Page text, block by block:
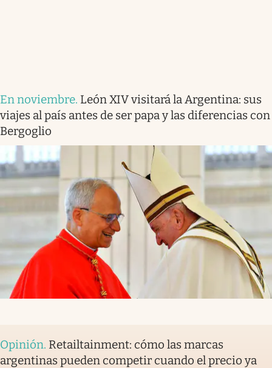
En noviembre. León XIV visitará la Argentina: sus
viajes al país antes de ser papa y las diferencias con
Bergoglio
Opinión. Retailtainment: cómo las marcas
argentinas pueden competir cuando el precio ya